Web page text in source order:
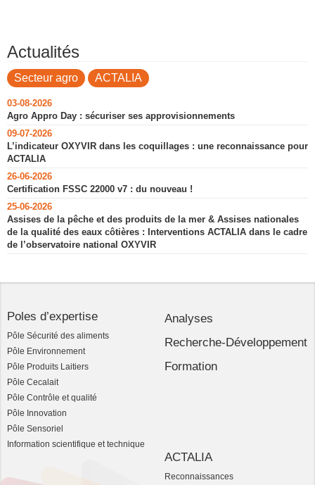
Actualités
Secteur agro ACTALIA
03-08-2026
Agro Appro Day : sécuriser ses approvisionnements
09-07-2026
L’indicateur OXYVIR dans les coquillages : une reconnaissance pour
ACTALIA
26-06-2026
Certification FSSC 22000 v7 : du nouveau !
25-06-2026
Assises de la pêche et des produits de la mer & Assises nationales
de la qualité des eaux côtières : Interventions ACTALIA dans le cadre
de l’observatoire national OXYVIR
Poles d’expertise
Pôle Sécurité des aliments
Pôle Environnement
Pôle Produits Laitiers
Pôle Cecalait
Pôle Contrôle et qualité
Pôle Innovation
Pôle Sensoriel
Information scientifique et technique
Analyses
Recherche-Développement
Formation
ACTALIA
Reconnaissances